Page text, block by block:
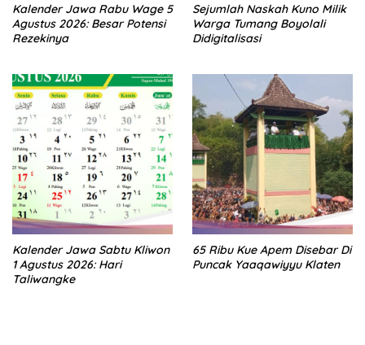
Kalender Jawa Rabu Wage 5
Agustus 2026: Besar Potensi
Rezekinya
Sejumlah Naskah Kuno Milik
Warga Tumang Boyolali
Didigitalisasi
Kalender Jawa Sabtu Kliwon
1 Agustus 2026: Hari
Taliwangke
65 Ribu Kue Apem Disebar Di
Puncak Yaaqawiyyu Klaten